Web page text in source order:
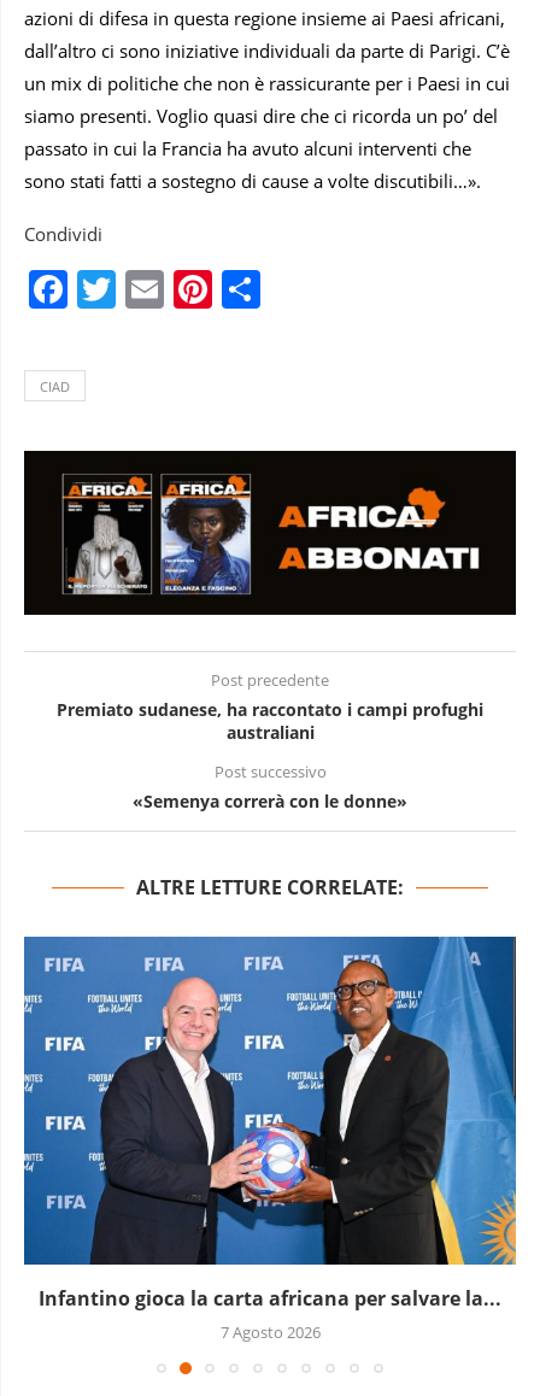
azioni di difesa in questa regione insieme ai Paesi africani,
dall’altro ci sono iniziative individuali da parte di Parigi. C’è
un mix di politiche che non è rassicurante per i Paesi in cui
siamo presenti. Voglio quasi dire che ci ricorda un po’ del
passato in cui la Francia ha avuto alcuni interventi che
sono stati fatti a sostegno di cause a volte discutibili…».
Condividi
Facebook
Twitter
EmailPinterest
CIAD
Post precedente
Premiato sudanese, ha raccontato i campi profughi
australiani
Post successivo
«Semenya correrà con le donne»
ALTRE LETTURE CORRELATE:
Infantino gioca la carta africana per salvare la...
7 Agosto 2026